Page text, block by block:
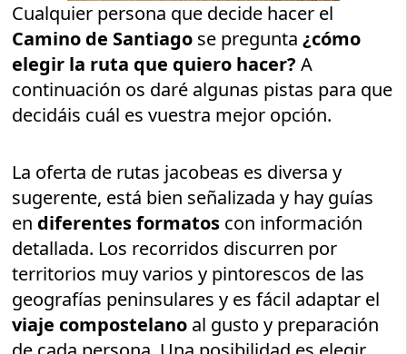
Cualquier persona que decide hacer el
Camino de Santiago se pregunta¿cómo
elegir la ruta que quiero hacer? A
continuación os daré algunas pistas para que
decidáis cuál es vuestra mejor opción.
La oferta de rutas jacobeas es diversa y
sugerente, está bien señalizada y hay guías
en diferentes formatos con información
detallada. Los recorridos discurren por
territorios muy varios y pintorescos de las
geografías peninsulares y es fácil adaptar el
viaje compostelano al gusto y preparación